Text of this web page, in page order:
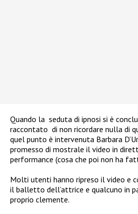
Quando la seduta di ipnosi si è
raccontato di non ricordare nulla di
quel punto è intervenuta Barbara
promesso di mostrale il video in
performance (cosa che poi non ha
Molti utenti hanno ripreso il video e
il balletto dell’attrice e qualcuno in
proprio clemente.